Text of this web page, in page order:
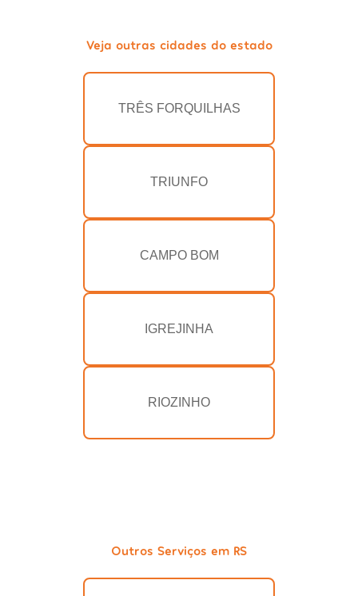
Veja outras cidades do estado
TRÊS FORQUILHAS
TRIUNFO
CAMPO BOM
IGREJINHA
RIOZINHO
Outros Serviços em RS